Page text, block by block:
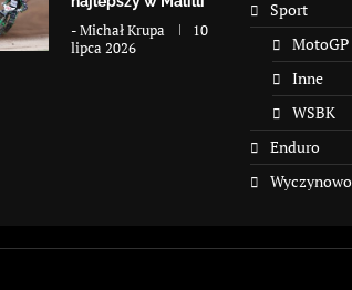
-Michał Krupa
10
lipca 2026
Sport
MotoGP
Inne
WSBK
Enduro
Wyczynowo